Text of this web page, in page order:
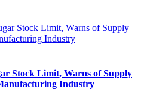
Stock Limit, Warns of Supply
Industry